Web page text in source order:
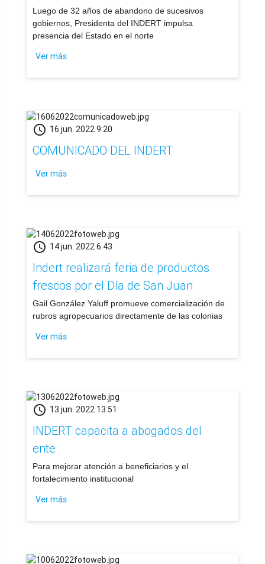
​Luego de 32 años de abandono de sucesivos
gobiernos, Presidenta del INDERT impulsa
presencia del Estado en el norte
Ver más
schedule 16 jun. 2022 9:20
COMUNICADO DEL INDERT
Ver más
schedule 14 jun. 2022 6:43
Indert realizará feria de productos
frescos por el Día de San Juan
​Gail González Yaluff promueve comercialización de
rubros agropecuarios directamente de las colonias
Ver más
schedule 13 jun. 2022 13:51
INDERT capacita a abogados del
ente
Para mejorar atención a beneficiarios y el
fortalecimiento institucional
Ver más